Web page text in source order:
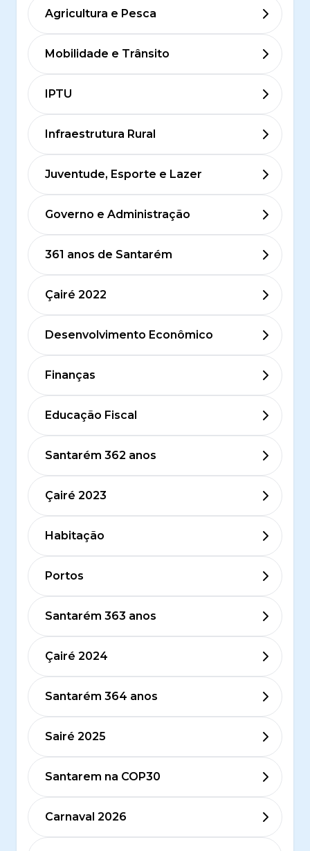
Agricultura e Pesca
Mobilidade e Trânsito
IPTU
Infraestrutura Rural
Juventude, Esporte e Lazer
Governo e Administração
361 anos de Santarém
Çairé 2022
Desenvolvimento Econômico
Finanças
Educação Fiscal
Santarém 362 anos
Çairé 2023
Habitação
Portos
Santarém 363 anos
Çairé 2024
Santarém 364 anos
Sairé 2025
Santarem na COP30
Carnaval 2026